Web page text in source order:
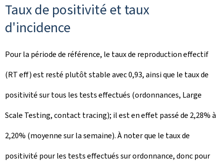
Taux de positivité et taux
d'incidence
Pour la période de référence, le taux de reproduction effectif
(RT eff) est resté plutôt stable avec 0,93, ainsi que le taux de
positivité sur tous les tests effectués (ordonnances, Large
Scale Testing, contact tracing); il est en effet passé de 2,28% à
2,20% (moyenne sur la semaine). À noter que le taux de
positivité pour les tests effectués sur ordonnance, donc pour